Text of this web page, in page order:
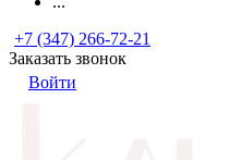
+7 (347) 266-72-21
Заказать звонок
Войти